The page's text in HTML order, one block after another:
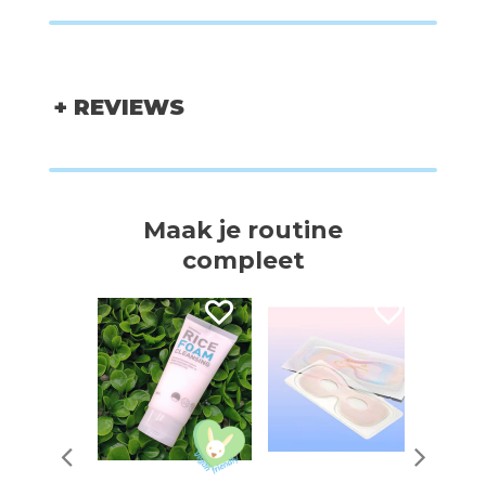
+ REVIEWS
Maak je routine
compleet